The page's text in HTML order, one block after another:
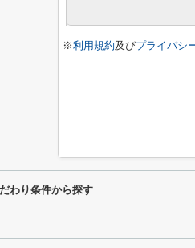
※利用規約及びプライバシ
わり条件から探す